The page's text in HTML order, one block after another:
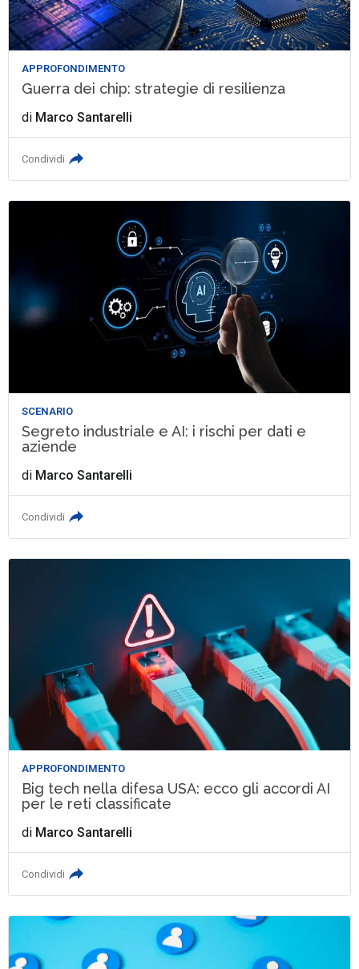
APPROFONDIMENTO
Guerra dei chip: strategie di resilienza
di Marco Santarelli
Condividi
SCENARIO
Segreto industriale e AI: i rischi per dati e
aziende
di Marco Santarelli
Condividi
APPROFONDIMENTO
Big tech nella difesa USA: ecco gli accordi AI
per le reti classificate
di Marco Santarelli
Condividi